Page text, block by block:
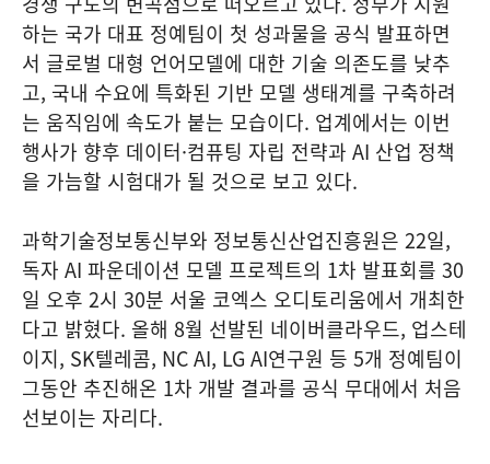
하는 국가 대표 정예팀이 첫 성과물을 공식 발표하면
서 글로벌 대형 언어모델에 대한 기술 의존도를 낮추
고, 국내 수요에 특화된 기반 모델 생태계를 구축하려
는 움직임에 속도가 붙는 모습이다. 업계에서는 이번
행사가 향후 데이터·컴퓨팅 자립 전략과 AI 산업 정책
을 가늠할 시험대가 될 것으로 보고 있다.
과학기술정보통신부와 정보통신산업진흥원은 22일,
독자 AI 파운데이션 모델 프로젝트의 1차 발표회를 30
일 오후 2시 30분 서울 코엑스 오디토리움에서 개최한
다고 밝혔다. 올해 8월 선발된 네이버클라우드, 업스테
이지, SK텔레콤, NC AI, LG AI연구원 등 5개 정예팀이
그동안 추진해온 1차 개발 결과를 공식 무대에서 처음
선보이는 자리다.